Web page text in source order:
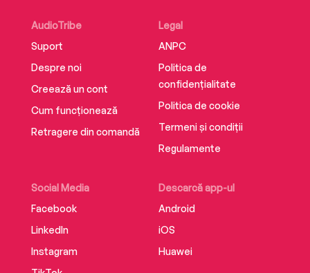
AudioTribe
Suport
Despre noi
Creează un cont
Cum funcționează
Retragere din comandă
Social Media
Facebook
LinkedIn
Instagram
Descarcă app-ul
Android
iOS
Huawei
Legal
ANPC
Politica de
confidențialitate
Politica de cookie
Termeni și condiții
Regulamente